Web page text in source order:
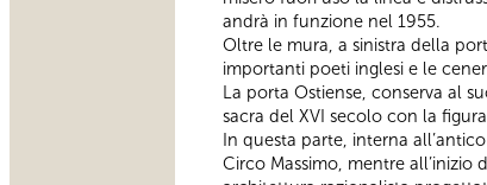
andrà in funzione nel 1955.
Oltre le mura, a sinistra della
importanti poeti inglesi e le
La porta Ostiense, conserva al
sacra del XVI secolo con la
In questa parte, interna
Circo Massimo, mentre all’inizio